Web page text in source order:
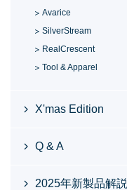
Avarice
SilverStream
RealCrescent
Tool & Apparel
X'mas Edition
Q & A
2025年新製品解説